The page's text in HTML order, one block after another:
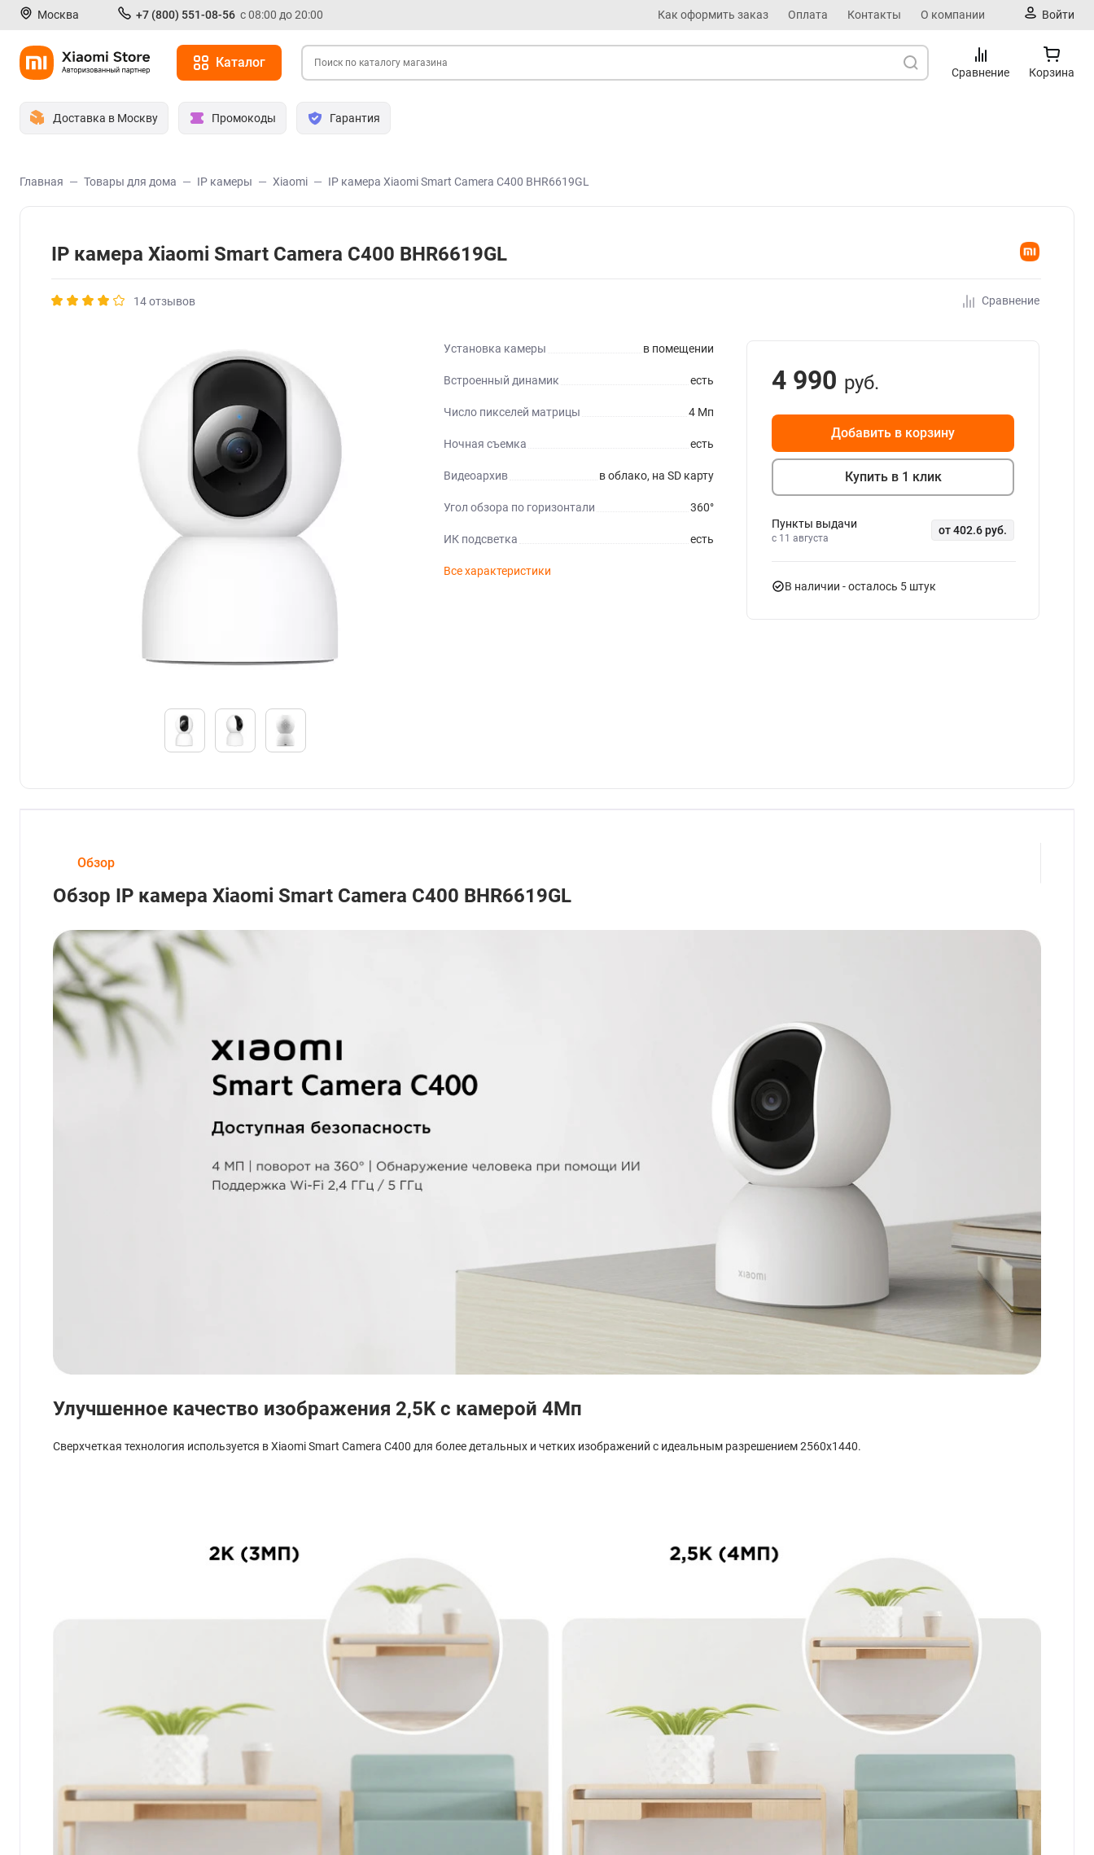
Москва +7 (800) 551-08-56 с 08:00 до 20:00 Как оформить заказ Оплата Контакты О компании Войти
Каталог
Сравнение Корзина
Доставка в Москву Промокоды Гарантия
Главная Товары для дома IP камеры Xiaomi IP камера Xiaomi Smart Camera C400 BHR6619GL
IP камера Xiaomi Smart Camera C400 BHR6619GL
14 отзывов Сравнение
Установка камеры в помещении
Встроенный динамик есть
Число пикселей матрицы 4 Мп
Ночная съемка есть
Видеоархив в облако, на SD карту
Угол обзора по горизонтали 360°
ИК подсветка есть
Все характеристики
4 990 руб.
Добавить в корзину
Купить в 1 клик
Пункты выдачи
c 11 августа
от 402.6 руб.
В наличии - осталось 5 штук
Обзор
Обзор IP камера Xiaomi Smart Camera C400 BHR6619GL
Улучшенное качество изображения 2,5K с камерой 4Мп
Сверхчеткая технология используется в Xiaomi Smart Camera C400 для более детальных и четких изображений с идеальным разрешением 2560x1440.